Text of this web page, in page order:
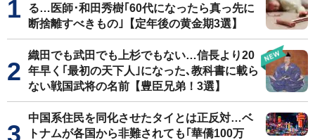
る…医師･和田秀樹｢60代になったら真っ先に
断捨離すべきもの｣【定年後の黄金期3選】
織田でも武田でも上杉でもない…信長より20
年早く｢最初の天下人｣になった､教科書に載ら
ない戦国武将の名前【豊臣兄弟！3選】
中国系住民を同化させたタイとは正反対…ベ
トナムが各国から非難されても｢華僑100万